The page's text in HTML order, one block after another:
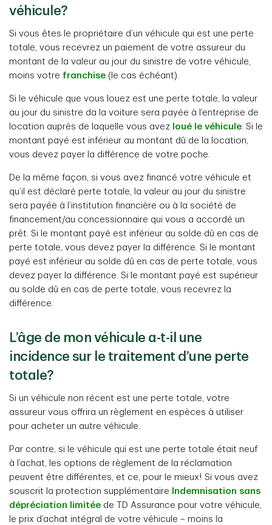
véhicule?
Si vous êtes le propriétaire d’un véhicule qui est une perte
totale, vous recevrez un paiement de votre assureur du
montant de la valeur au jour du sinistre de votre véhicule,
moins votre franchise (le cas échéant).
Si le véhicule que vous louez est une perte totale, la valeur
au jour du sinistre da la voiture sera payée à l’entreprise de
location auprès de laquelle vous avez loué le véhicule. Si le
montant payé est inférieur au montant dû de la location,
vous devez payer la différence de votre poche.
De la même façon, si vous avez financé votre véhicule et
qu’il est déclaré perte totale, la valeur au jour du sinistre
sera payée à l’institution financière ou à la société de
financement/au concessionnaire qui vous a accordé un
prêt. Si le montant payé est inférieur au solde dû en cas de
perte totale, vous devez payer la différence. Si le montant
payé est inférieur au solde dû en cas de perte totale, vous
devez payer la différence. Si le montant payé est supérieur
au solde dû en cas de perte totale, vous recevrez la
différence.
L’âge de mon véhicule a-t-il une
incidence sur le traitement d’une perte
totale?
Si un véhicule non récent est une perte totale, votre
assureur vous offrira un règlement en espèces à utiliser
pour acheter un autre véhicule.
Par contre, si le véhicule qui est une perte totale était neuf
à l’achat, les options de règlement de la réclamation
peuvent être différentes, et ce, pour le mieux! Si vous avez
souscrit la protection supplémentaire
Indemnisation sans
dépréciation limitée de TD Assurance pour votre véhicule,
le prix d’achat intégral de votre véhicule – moins la